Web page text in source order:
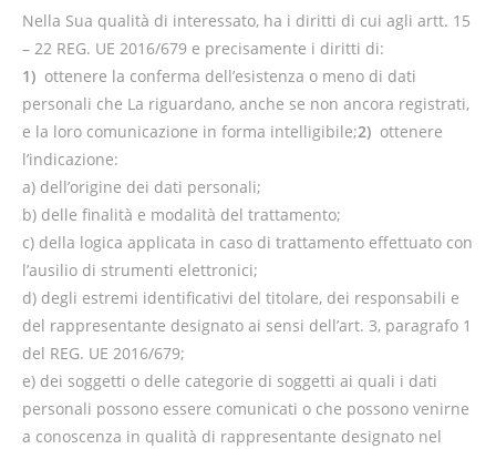
Nella Sua qualità di interessato, ha i diritti di cui agli artt. 15
– 22 REG. UE 2016/679 e precisamente i diritti di:
1) ottenere la conferma dell’esistenza o meno di dati
personali che La riguardano, anche se non ancora registrati,
e la loro comunicazione in forma intelligibile;2) ottenere
l’indicazione:
a) dell’origine dei dati personali;
b) delle finalità e modalità del trattamento;
c) della logica applicata in caso di trattamento effettuato con
l’ausilio di strumenti elettronici;
d) degli estremi identificativi del titolare, dei responsabili e
del rappresentante designato ai sensi dell’art. 3, paragrafo 1
del REG. UE 2016/679;
e) dei soggetti o delle categorie di soggetti ai quali i dati
personali possono essere comunicati o che possono venirne
a conoscenza in qualità di rappresentante designato nel